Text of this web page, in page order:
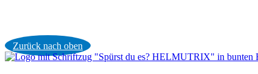
Zurück nach oben